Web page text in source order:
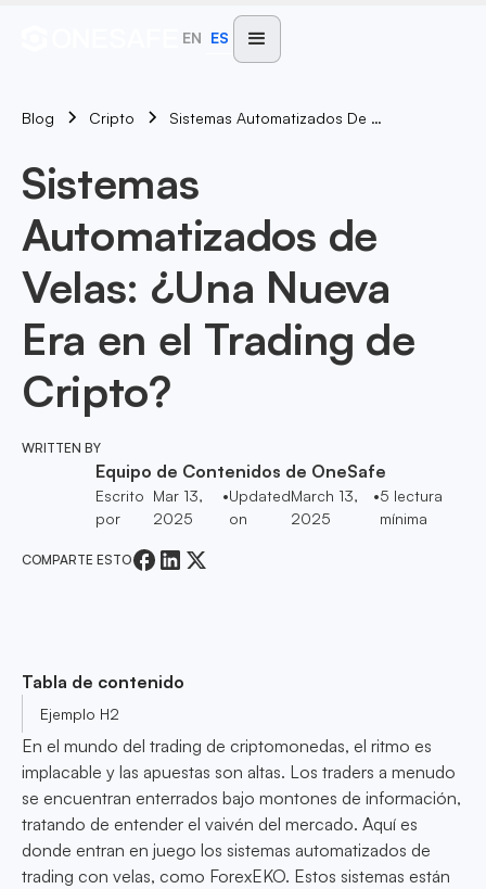
EN ES
Blog Cripto Sistemas Automatizados De Velas: ¿Una Nueva Era En El Trading De Cripto?
Sistemas
Automatizados de
Velas: ¿Una Nueva
Era en el Trading de
Cripto?
WRITTEN BY
Equipo de Contenidos de OneSafe
Escrito
por
Mar 13,
2025
•Updated
on
March 13,
2025
•5 lectura
mínima
COMPARTE ESTO
Tabla de contenido
Ejemplo H2
En el mundo del trading de criptomonedas, el ritmo es
implacable y las apuestas son altas. Los traders a menudo
se encuentran enterrados bajo montones de información,
tratando de entender el vaivén del mercado. Aquí es
donde entran en juego los sistemas automatizados de
trading con velas, como ForexEKO. Estos sistemas están